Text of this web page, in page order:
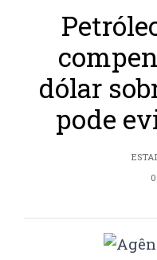
dólar
pode